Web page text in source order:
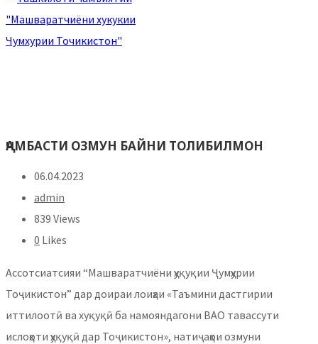
ҶАМБАСТИ ОЗМУН БАЙНИ ТОЛИБИЛМОН
06.04.2023
admin
839 Views
0 Likes
Ассотсиатсияи “Машваратчиёни ҳуқуқии Ҷумҳурии
Тоҷикистон” дар доираи лоиҳаи «Таъмини дастгирии
иттилоотӣ ва хуқуқӣ ба намояндагони ВАО тавассути
ислоҳоти ҳуқуқӣ дар Тоҷикистон», натиҷаҳои озмуни